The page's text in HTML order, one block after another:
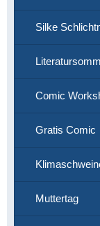
Silke
Comic
Gratis Comic
Muttertag